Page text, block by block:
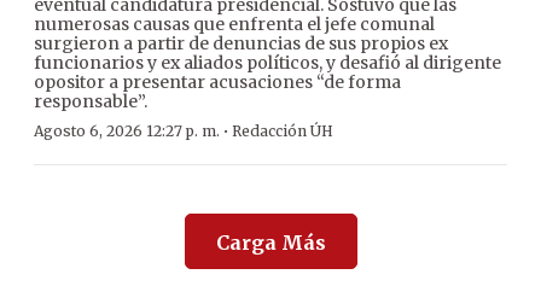
eventual candidatura presidencial. Sostuvo que las
numerosas causas que enfrenta el jefe comunal
surgieron a partir de denuncias de sus propios ex
funcionarios y ex aliados políticos, y desafió al dirigente
opositor a presentar acusaciones “de forma
responsable”.
Agosto 6, 2026 12:27 p. m. · Redacción ÚH
Carga Más